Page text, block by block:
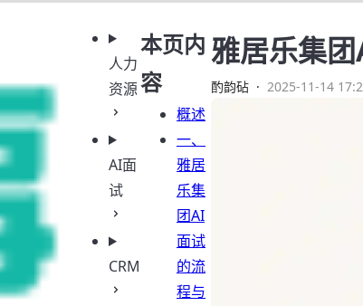
人力
资源
AI面
试
CRM
本页内
容
概述
一、
雅居
乐集
团AI
面试
的流
程与
雅居乐集
酌韵砧 · 2025-11-14